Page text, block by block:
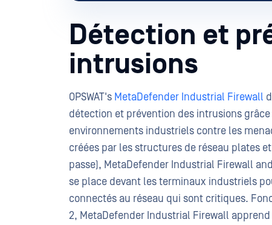
Détection et
intrusions
OPSWAT's MetaDefender Industrial Firewall
détection et prévention des intrusions
environnements industriels contre les
créées par les structures de réseau plates
passe), MetaDefender Industrial Firewall
se place devant les terminaux industriels
connectés au réseau qui sont critiques.
2, MetaDefender Industrial Firewall